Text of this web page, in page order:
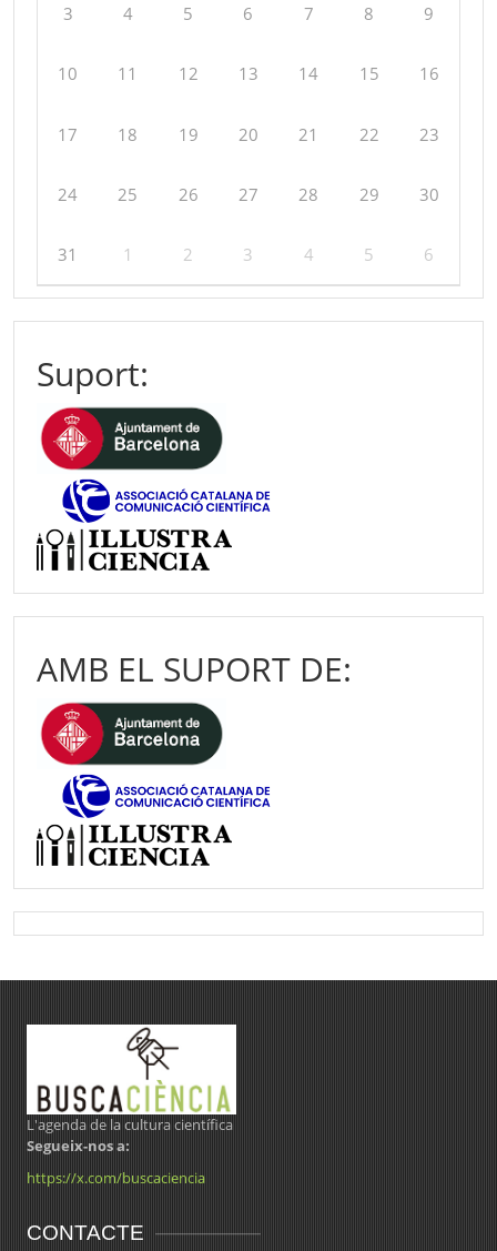
3 4 5 6 7 8 9
10 11 12 13 14 15 16
17 18 19 20 21 22 23
24 25 26 27 28 29 30
31 1 2 3 4 5 6
Suport:
AMB EL SUPORT DE:
L'agenda de la cultura científica
Segueix-nos a:
https://x.com/buscaciencia
CONTACTE